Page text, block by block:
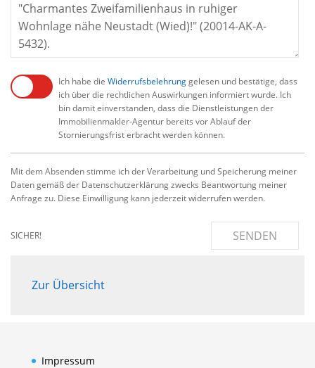
Ich habe die Widerrufsbelehrunggelesen und bestätige, dass
ich über die rechtlichen Auswirkungen informiert wurde. Ich
bin damit einverstanden, dass die Dienstleistungen der
Immobilienmakler-Agentur bereits vor Ablauf der
Stornierungsfrist erbracht werden können.
Mit dem Absenden stimme ich der Verarbeitung und Speicherung meiner
Daten gemäß der Datenschutzerklärung zwecks Beantwortung meiner
Anfrage zu. Diese Einwilligung kann jederzeit widerrufen werden.
SICHER! SENDEN
Zur Übersicht
Impressum